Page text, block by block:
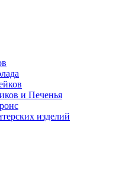
и Печенья
изделий